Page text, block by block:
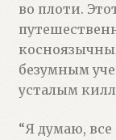
во плоти.
безумным
усталым
“Я думаю,